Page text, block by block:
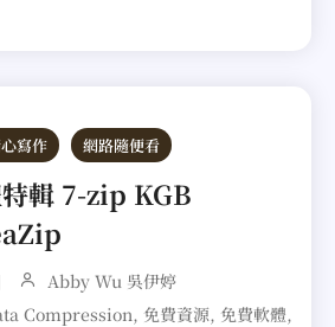
寫作 網路隨便看
輯 7-zip KGB
Abby Wu 吳伊婷
Compression,免費資源,免費軟體,